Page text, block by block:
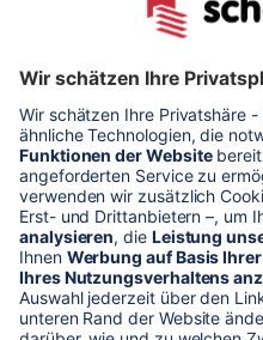
Kundenmeinungen
* Alle Preise verstehen sich